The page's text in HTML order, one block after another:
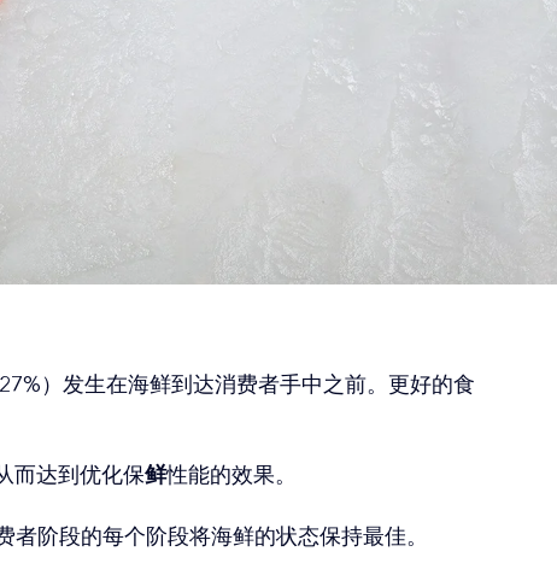
）发生在海鲜到达消费者手中之前。更好的食
而达到优化保鲜性能的效果。
阶段的每个阶段将海鲜的状态保持最佳。